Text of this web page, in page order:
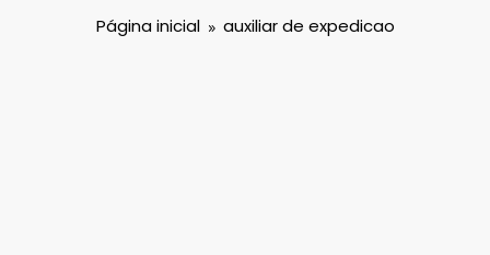
Página inicial auxiliar de expedicao